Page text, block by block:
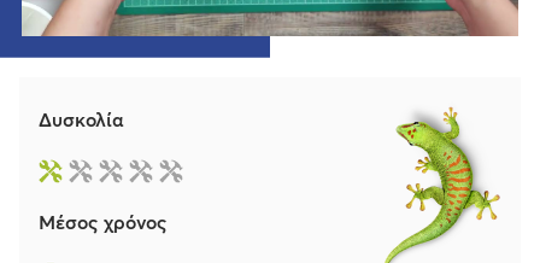
Δυσκολία
Μέσος χρόνος